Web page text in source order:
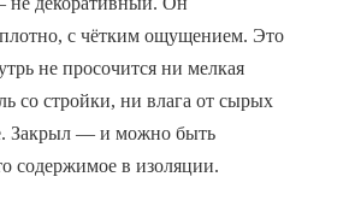
плотно, с чётким ощущением. Это
не просочится ни мелкая
со стройки, ни влага от сырых
Закрыл — и можно быть
содержимое в изоляции.